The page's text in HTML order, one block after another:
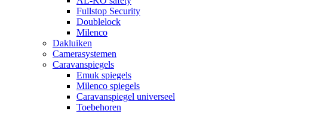
Fullstop Security
Doublelock
Milenco
Dakluiken
Camerasystemen
Caravanspiegels
Emuk spiegels
Milenco spiegels
Caravanspiegel universeel
Toebehoren